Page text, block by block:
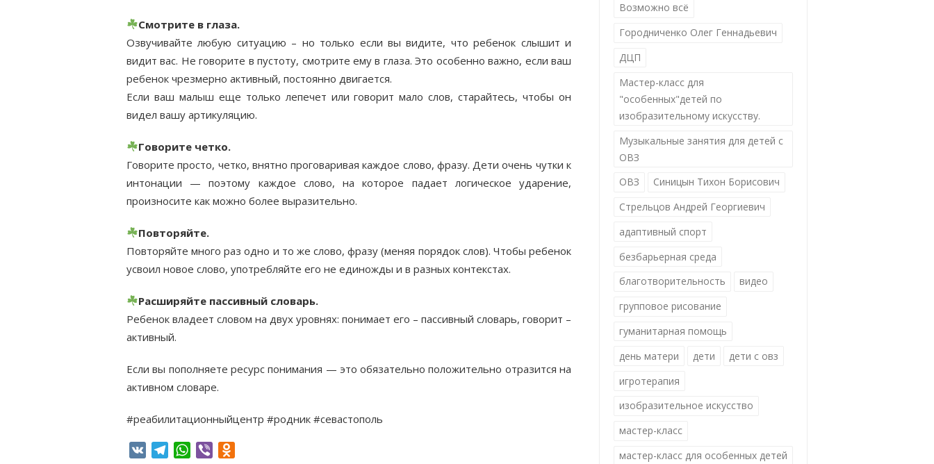
Смотрите в глаза.
Озвучивайте любую ситуацию – но только если вы видите, что ребенок слышит и
видит вас. Не говорите в пустоту, смотрите ему в глаза. Это особенно важно, если ваш
ребенок чрезмерно активный, постоянно двигается.
Если ваш малыш еще только лепечет или говорит мало слов, старайтесь, чтобы он
видел вашу артикуляцию.
Говорите четко.
Говорите просто, четко, внятно проговаривая каждое слово, фразу. Дети очень чутки к
интонации — поэтому каждое слово, на которое падает логическое ударение,
произносите как можно более выразительно.
Повторяйте.
Повторяйте много раз одно и то же слово, фразу (меняя порядок слов). Чтобы ребенок
усвоил новое слово, употребляйте его не единожды и в разных контекстах.
Расширяйте пассивный словарь.
Ребенок владеет словом на двух уровнях: понимает его – пассивный словарь, говорит –
активный.
Если вы пополняете ресурс понимания — это обязательно положительно отразится на
активном словаре.
#реабилитационныйцентр #родник #севастополь
VK TelegramWhatsApp
Viber
Возможно всё
Городниченко Олег Геннадьевич
ДЦП
Мастер-класс для
"особенных"детей по
изобразительному искусству.
Музыкальные занятия для детей с
ОВЗ
ОВЗ
Синицын Тихон Борисович
Стрельцов Андрей Георгиевич
адаптивный спорт
безбарьерная среда
благотворительность
видео
групповое рисование
гуманитарная помощь
день матери
дети
дети с овз
игротерапия
изобразительное искусство
мастер-класс
мастер-класс для особенных детей